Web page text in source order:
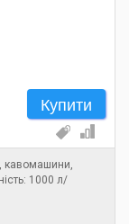
Купити
кавомашини,
1000 л/